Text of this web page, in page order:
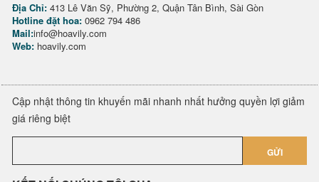
Địa Chỉ: 413 Lê Văn Sỹ, Phường 2, Quận Tân Bình, Sài Gòn
Hotline đặt hoa: 0962 794 486
Mail:info@hoavily.com
Web: hoavily.com
Cập nhật thông tin khuyến mãi nhanh nhất hưởng quyền lợi giảm
giá riêng biệt
GỬI